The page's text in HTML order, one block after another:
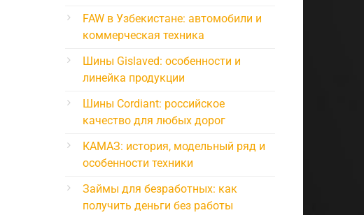
FAW в Узбекистане: автомобили и
коммерческая техника
Шины Gislaved: особенности и
линейка продукции
Шины Cordiant: российское
качество для любых дорог
КАМАЗ: история, модельный ряд и
особенности техники
Займы для безработных: как
получить деньги без работы